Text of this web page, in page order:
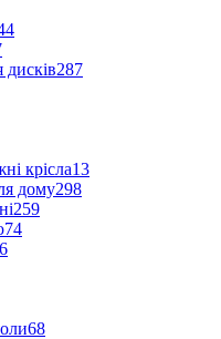
дисків287
крісла13
дому298
259
74
68